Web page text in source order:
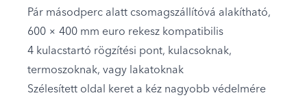
Pár másodperc alatt csomagszállítóvá alakítható,
600 × 400 mm euro rekesz kompatibilis
4 kulacstartó rögzítési pont, kulacsoknak,
termoszoknak, vagy lakatoknak
Szélesített oldal keret a kéz nagyobb védelmére